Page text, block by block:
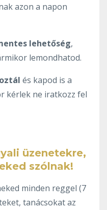
azon a napon
lehetőség,
lemondhatod.
és kapod is a
kérlek ne iratkozz fel
üzenetekre,
szólnak!
minden reggel (7
tanácsokat az